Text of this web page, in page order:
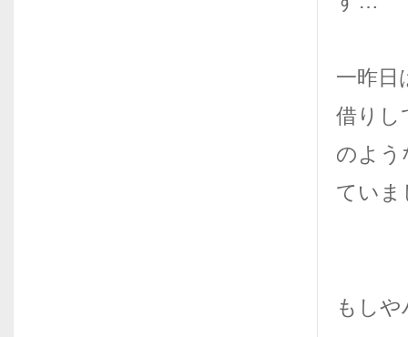
一昨日
借りし
のよう
ていま
もし